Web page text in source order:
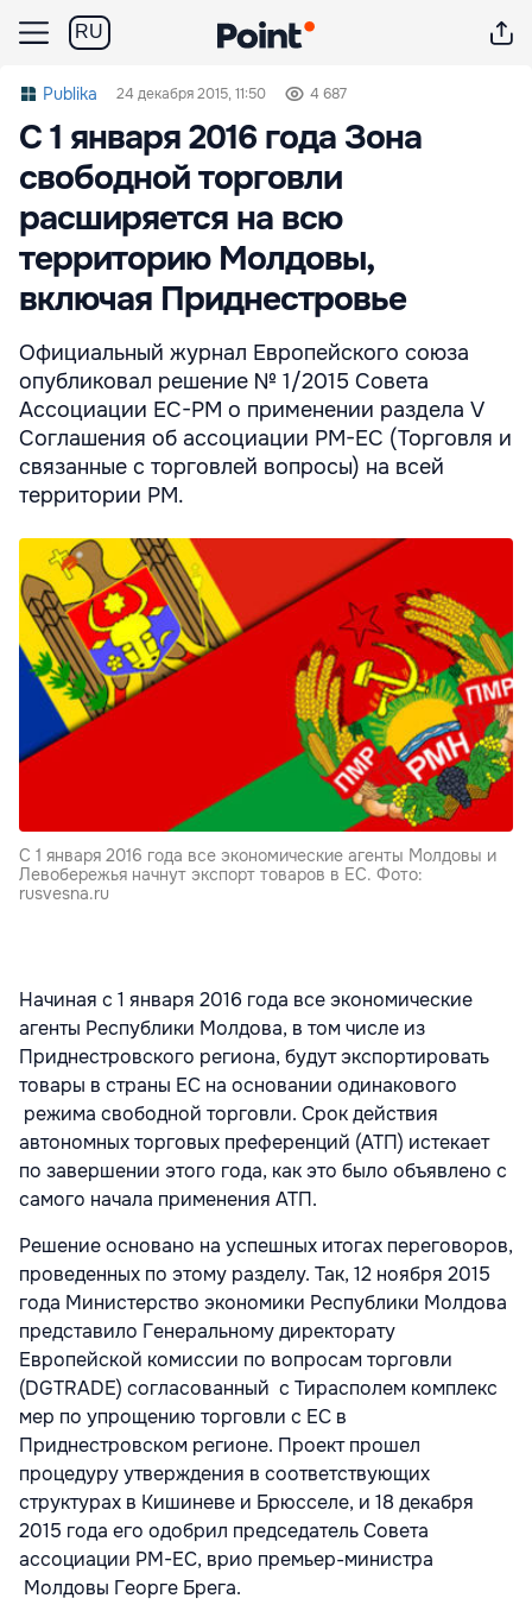
RU
Publika 24 декабря 2015, 11:50 4 687
С 1 января 2016 года Зона
свободной торговли
расширяется на всю
территорию Молдовы,
включая Приднестровье
Официальный журнал Европейского союза
опубликовал решение № 1/2015 Совета
Ассоциации ЕС-РМ о применении раздела V
Соглашения об ассоциации РМ-ЕС (Торговля и
связанные с торговлей вопросы) на всей
территории РМ.
С 1 января 2016 года все экономические агенты Молдовы и
Левобережья начнут экспорт товаров в ЕС. Фото:
rusvesna.ru
Начиная с 1 января 2016 года все экономические
агенты Республики Молдова, в том числе из
Приднестровского региона, будут экспортировать
товары в страны ЕС на основании одинакового
режима свободной торговли. Срок действия
автономных торговых преференций (АТП) истекает
по завершении этого года, как это было объявлено с
самого начала применения АТП.
Решение основано на успешных итогах переговоров,
проведенных по этому разделу. Так, 12 ноября 2015
года Министерство экономики Республики Молдова
представило Генеральному директорату
Европейской комиссии по вопросам торговли
(DGTRADE) согласованный с Тирасполем комплекс
мер по упрощению торговли с ЕС в
Приднестровском регионе. Проект прошел
процедуру утверждения в соответствующих
структурах в Кишиневе и Брюсселе, и 18 декабря
2015 года его одобрил председатель Совета
ассоциации РМ-ЕС, врио премьер-министра
Молдовы Георге Брега.